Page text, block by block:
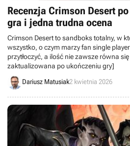
Recenzja Crimson Desert
gra i jedna trudna ocena
Crimson Desert to sandboks totalny, w
wszystko, o czym marzy fan single
przytłoczyć, a ilość nie zawsze równa
zaktualizowana po ukończeniu gry]
Dariusz Matusiak2 kwietnia 2026